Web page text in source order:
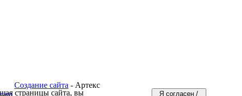
Создание сайта - Артекс
страницы сайта, вы
Я согласен /